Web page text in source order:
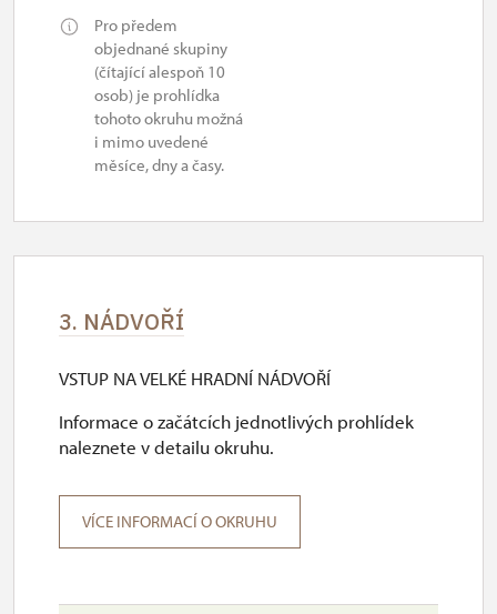
Pro předem
objednané skupiny
(čítající alespoň 10
osob) je prohlídka
tohoto okruhu možná
i mimo uvedené
měsíce, dny a časy.
3. NÁDVOŘÍ
VSTUP NA VELKÉ HRADNÍ NÁDVOŘÍ
Informace o začátcích jednotlivých prohlídek
naleznete v detailu okruhu.
VÍCE INFORMACÍ O OKRUHU